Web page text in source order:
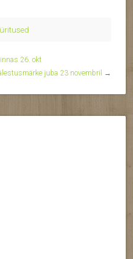
26. okt
juba 23 novembril
→